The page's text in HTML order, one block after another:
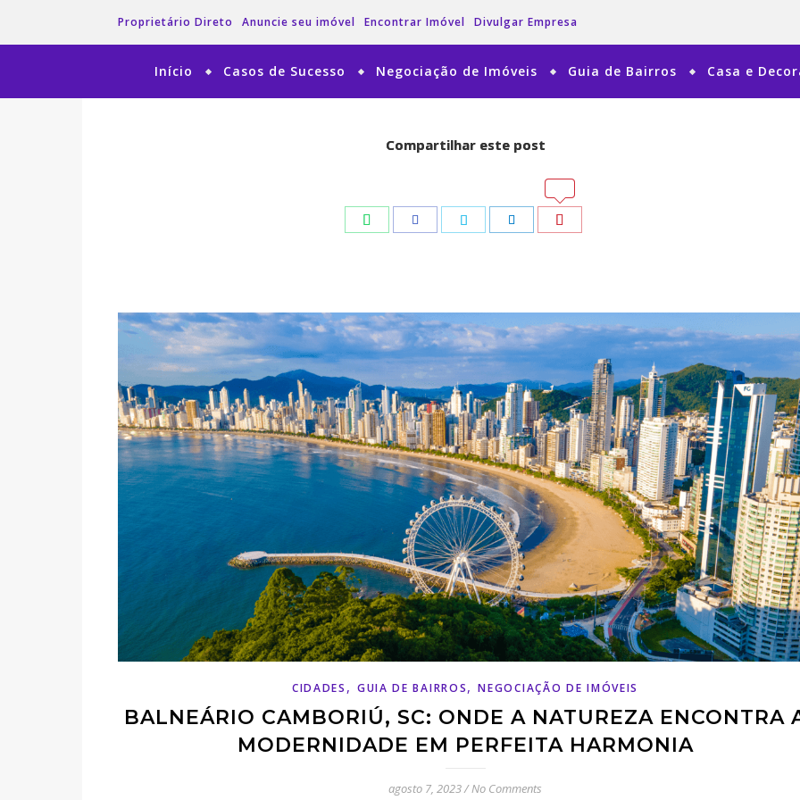
Proprietário Direto Anuncie seu imóvel Encontrar Imóvel Divulgar Empresa
Início Casos de Sucesso Negociação de Imóveis Guia de Bairros Casa e
CIDADES , GUIA DE BAIRROS,NEGOCIAÇÃO DE IMÓVEIS
BALNEÁRIO CAMBORIÚ, SC: ONDE A NATUREZA ENCONTRA
MODERNIDADE EM PERFEITA HARMONIA
agosto 7, 2023/No Comments
Compartilhar este post
WhatsAppFacebook LinkedIn
Compartilhar este post
WhatsAppFacebook LinkedIn